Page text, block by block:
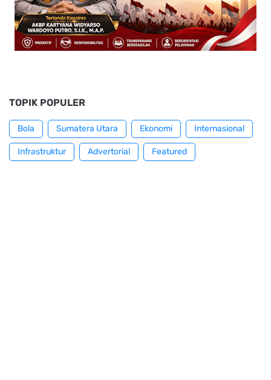
TOPIK POPULER
Bola Sumatera Utara Ekonomi Internasional
Infrastruktur Advertorial Featured